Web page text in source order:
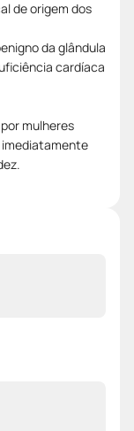
de origem dos
da glândula
cardíaca
mulheres
imediatamente